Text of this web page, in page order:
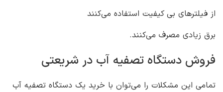
از فیلترهای بی کیفیت استفاده می‌کنند
برق زیادی مصرف می‌کنند.
فروش دستگاه تصفیه آب در شریعتی
تمامی این مشکلات را می‌توان با خرید یک دستگاه تصفیه آب